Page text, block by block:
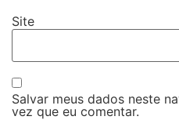
Site
Salvar meus dados neste
vez que eu comentar.